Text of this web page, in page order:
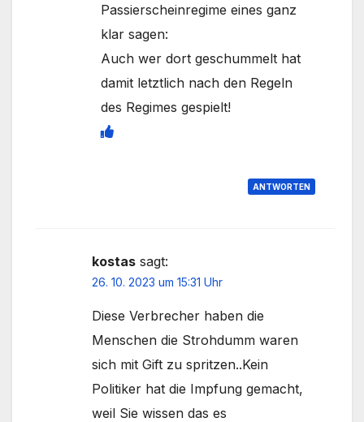
Passierscheinregime eines ganz
klar sagen:
Auch wer dort geschummelt hat
damit letztlich nach den Regeln
des Regimes gespielt!
ANTWORTEN
kostas sagt:
26. 10. 2023 um 15:31 Uhr
Diese Verbrecher haben die
Menschen die Strohdumm waren
sich mit Gift zu spritzen..Kein
Politiker hat die Impfung gemacht,
weil Sie wissen das es